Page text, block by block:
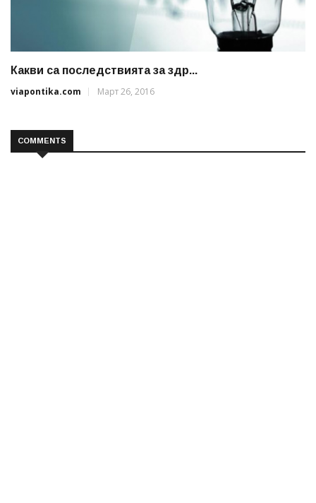
Какви са последствията за здр...
viapontika.com
Март 26, 2016
COMMENTS